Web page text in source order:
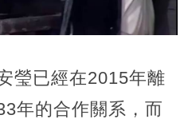
瑩已經在2015年離
年的合作關系，而